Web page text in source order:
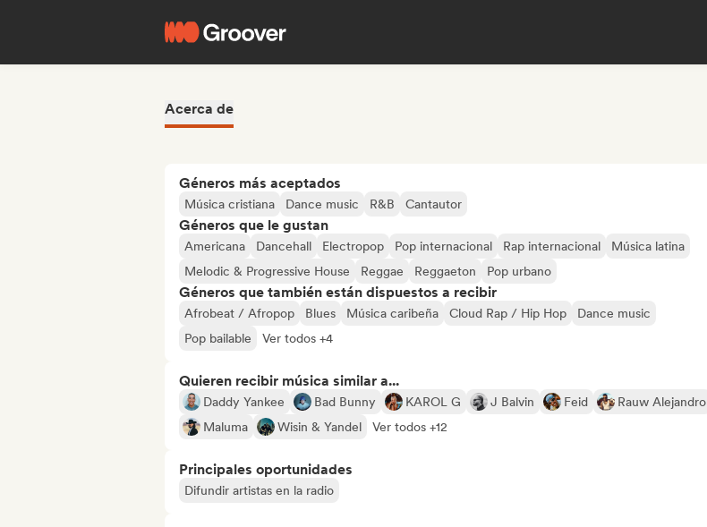
Acerca de
Géneros más aceptados
Música cristiana Dance music R&B Cantautor
Géneros que le gustan
Americana Dancehall Electropop Pop internacional Rap internacional
Música latina
Melodic & Progressive House
Reggae Reggaeton Pop urbano
Géneros que también están dispuestos a recibir
Afrobeat / Afropop Blues Música caribeña Cloud Rap / Hip Hop
Dance music
Pop bailable
Ver todos +4
Quieren recibir música similar a...
Daddy Yankee Bad Bunny KAROL G J Balvin Feid
Rauw Alejandro
Maluma
Wisin & Yandel Ver todos +12
Principales oportunidades
Difundir artistas en la radio